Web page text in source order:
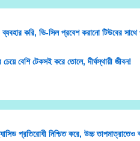
করি, ভি-সিল প্রবেশ করানো টিউবের
বেশি টেকসই করে তোলে, দীর্ঘস্থায়ী জীবন!
প্রতিরোধী নিশ্চিত করে, উচ্চ তাপমাত্রাতেও